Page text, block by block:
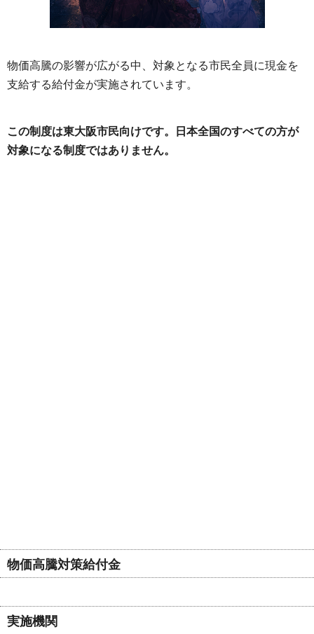
物価高騰の影響が広がる中、対象となる市民全員に現金を
支給する給付金が実施されています。
この制度は東大阪市民向けです。日本全国のすべての方が
対象になる制度ではありません。
物価高騰対策給付金
実施機関